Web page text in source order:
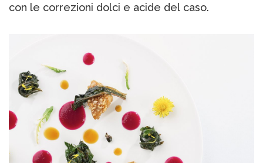
con le correzioni dolci e acide del caso.